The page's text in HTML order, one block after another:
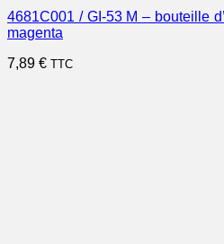
4681C001 / GI-53 M – bouteille
magenta
7,89 € TTC